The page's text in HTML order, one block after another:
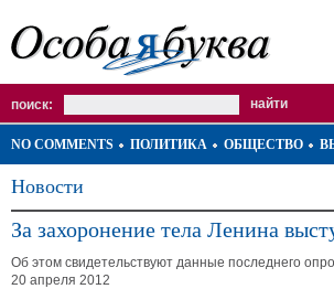
поиск:
NO COMMENTS ПОЛИТИКА ОБЩЕСТВО
Новости
За захоронение тела Ленина
Об этом свидетельствуют данные последнего
20 апреля 2012